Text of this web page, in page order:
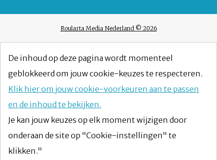
Roularta Media Nederland © 2026
De inhoud op deze pagina wordt momenteel
geblokkeerd om jouw cookie-keuzes te respecteren.
Klik hier om jouw cookie-voorkeuren aan te passen
en de inhoud te bekijken.
Je kan jouw keuzes op elk moment wijzigen door
onderaan de site op "Cookie-instellingen" te
klikken."